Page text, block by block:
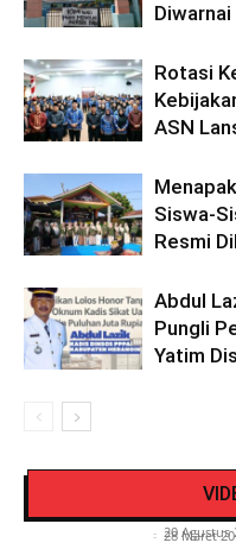
Rotasi
ASN
Siswa-
Resmi
Abdul
Pungli
Yatim
Video Detik
- 20 Agustus
Lantas Polres
- 28 Maret